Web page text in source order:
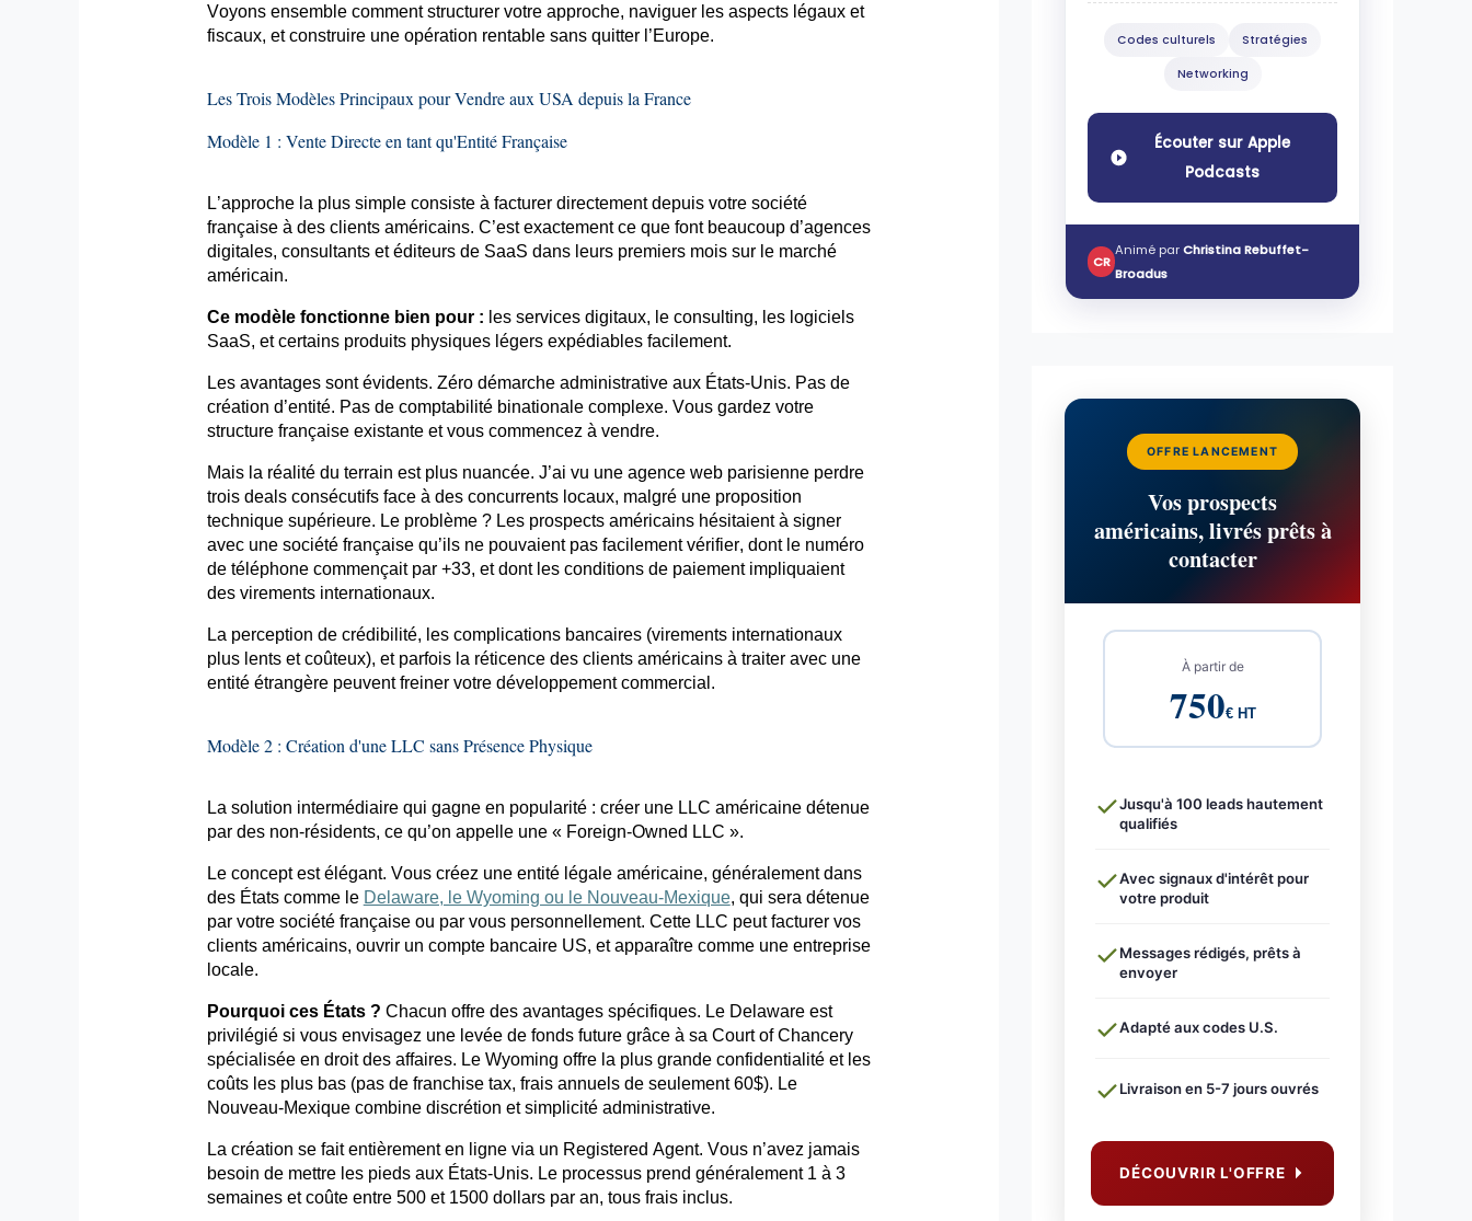
Voyons ensemble comment structurer votre approche, naviguer les aspects légaux et
fiscaux, et construire une opération rentable sans quitter l’Europe.
Les Trois Modèles Principaux pour Vendre aux USA depuis la France
Modèle 1 : Vente Directe en tant qu'Entité Française
L’approche la plus simple consiste à facturer directement depuis votre société
française à des clients américains. C’est exactement ce que font beaucoup d’agences
digitales, consultants et éditeurs de SaaS dans leurs premiers mois sur le marché
américain.
Ce modèle fonctionne bien pour : les services digitaux, le consulting, les logiciels
SaaS, et certains produits physiques légers expédiablesfacilement.
Les avantages sont évidents. Zéro démarche administrative aux États-Unis. Pas de
création d’entité. Pas de comptabilité binationale complexe. Vous gardez votre
structure française existante et vous commencez à vendre.
Mais la réalité du terrain est plus nuancée. J’ai vu une agence web parisienne perdre
trois deals consécutifs face à des concurrents locaux, malgré une proposition
technique supérieure. Le problème ? Les prospects américains hésitaient à signer
avec une société française qu’ils ne pouvaient pas facilement vérifier, dont le numéro
de téléphone commençait par +33, et dont les conditions de paiement impliquaient
des virements internationaux.
La perception de crédibilité, les complications bancaires (virements internationaux
plus lents et coûteux), et parfois la réticence des clients américains à traiter avec une
entité étrangère peuvent freiner votre développement commercial.
Modèle 2 : Création d'une LLC sans Présence Physique
La solution intermédiaire qui gagne en popularité : créer une LLC américaine détenue
par des non-résidents, ce qu’on appelle une « Foreign-Owned LLC ».
Le concept est élégant. Vous créez une entité légale américaine, généralement dans
des États comme le Delaware, le Wyoming ou le Nouveau-Mexique, qui sera détenue
par votre société française ou par vous personnellement. Cette LLC peut facturer vos
clients américains, ouvrir un compte bancaire US, et apparaître comme une entreprise
locale.
Pourquoi ces États ? Chacun offre des avantages spécifiques. Le Delaware est
privilégié si vous envisagez une levée de fonds future grâce à sa Court ofChancery
spécialisée en droit des affaires. Le Wyoming offre la plus grande confidentialité et les
coûts les plus bas (pas de franchise tax, frais annuels de seulement 60$). Le
Nouveau-Mexique combine discrétion et simplicité administrative.
La création se fait entièrement en ligne via un Registered Agent. Vous n’avez jamais
besoin de mettre les pieds aux États-Unis. Le processus prend généralement 1 à 3
semaines et coûte entre 500 et 1500 dollars par an, tous frais inclus.
Codes culturels Stratégies
Networking
Écouter sur Apple
Podcasts
CR
Animé parChristina Rebuffet-
Broadus
OFFRE LANCEMENT
Vos prospects
américains, livrés prêts à
contacter
À partir de
750€ HT
Jusqu'à 100 leads hautement
qualifiés
Avec signaux d'intérêt pour
votre produit
Messages rédigés, prêts à
envoyer
Adapté aux codes U.S.
Livraison en 5-7 jours ouvrés
DÉCOUVRIR L'OFFRE